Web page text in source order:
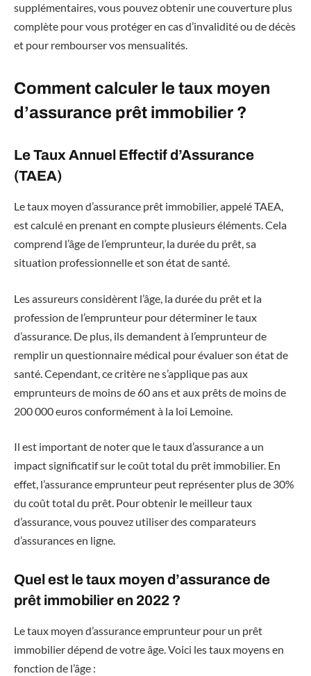
supplémentaires, vous pouvez obtenir une couverture plus
complète pour vous protéger en cas d’invalidité ou de décès
et pour rembourser vos mensualités.
Comment calculer le taux moyen
d’assurance prêt immobilier ?
Le Taux Annuel Effectif d’Assurance
(TAEA)
Le taux moyen d’assurance prêt immobilier, appelé TAEA,
est calculé en prenant en compte plusieurs éléments. Cela
comprend l’âge de l’emprunteur, la durée du prêt, sa
situation professionnelle et son état de santé.
Les assureurs considèrent l’âge, la durée du prêt et la
profession de l’emprunteur pour déterminer le taux
d’assurance. De plus, ils demandent à l’emprunteur de
remplir un questionnaire médical pour évaluer son état de
santé. Cependant, ce critère ne s’applique pas aux
emprunteurs de moins de 60 ans et aux prêts de moins de
200 000 euros conformément à la loi Lemoine.
Il est important de noter que le taux d’assurance a un
impact significatif sur le coût total du prêt immobilier. En
effet, l’assurance emprunteur peut représenter plus de 30%
du coût total du prêt. Pour obtenir le meilleur taux
d’assurance, vous pouvez utiliser des comparateurs
d’assurances en ligne.
Quel est le taux moyen d’assurance de
prêt immobilier en 2022 ?
Le taux moyen d’assurance emprunteur pour un prêt
immobilier dépend de votre âge. Voici les taux moyens en
fonction de l’âge :